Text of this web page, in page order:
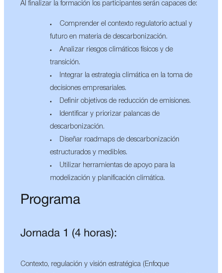
Al finalizar la formación los participantes serán capaces de:
Comprender el contexto regulatorio actual y
futuro en materia de descarbonización.
Analizar riesgos climáticos físicos y de
transición.
Integrar la estrategia climática en la toma de
decisiones empresariales.
Definir objetivos de reducción de emisiones.
Identificar y priorizar palancas de
descarbonización.
Diseñar roadmaps de descarbonización
estructurados y medibles.
Utilizar herramientas de apoyo para la
modelización y planificación climática.
Programa
Jornada 1 (4 horas):
Contexto, regulación y visión estratégica (Enfoque